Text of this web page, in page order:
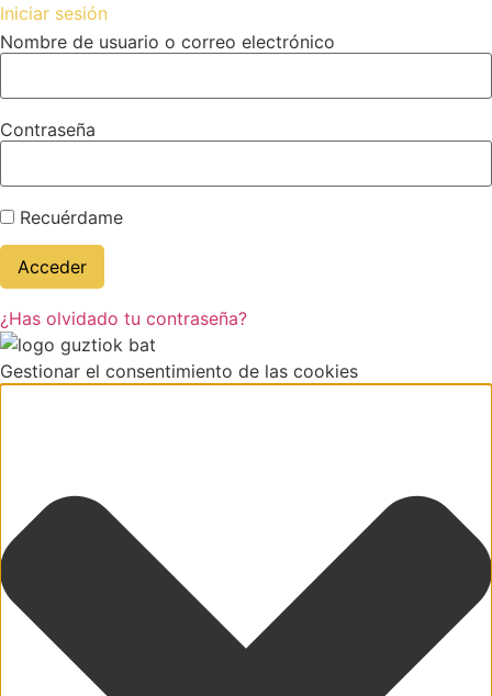
Iniciar sesión
Nombre de usuario o correo electrónico
Contraseña
Recuérdame
¿Has olvidado tu contraseña?
Gestionar el consentimiento de las cookies